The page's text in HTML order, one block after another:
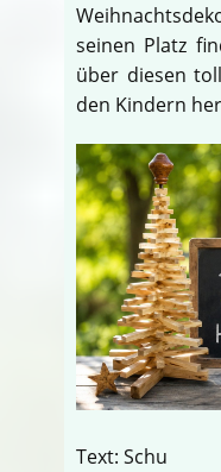
seinen Platz
über diesen
den Kindern
Text: Schu